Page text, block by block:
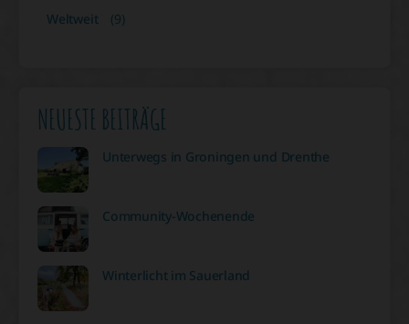
Weltweit (9)
NEUESTE BEITRÄGE
Unterwegs in Groningen und Drenthe
Community-Wochenende
Winterlicht im Sauerland